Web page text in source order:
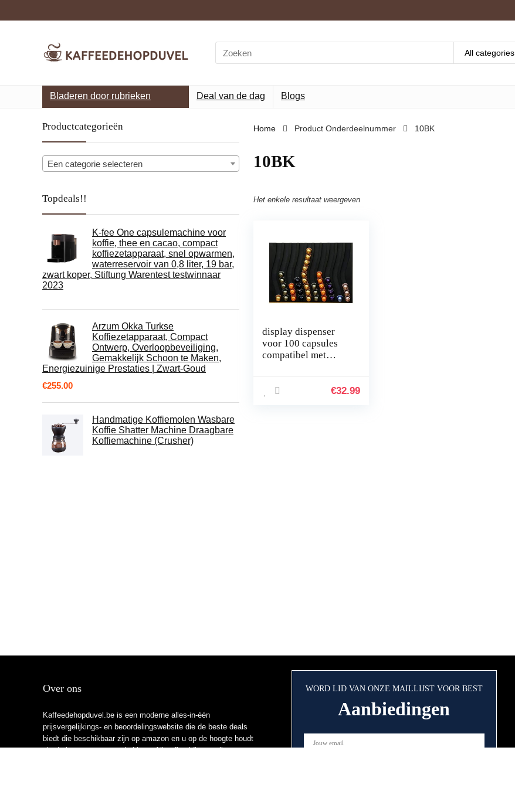
Search
for:
All categories
Bladeren door rubrieken Deal van de dag Blogs
Productcategorieën
Een categorie selecteren
Topdeals!!
K-fee One capsulemachine voor
koffie, thee en cacao, compact
koffiezetapparaat, snel opwarmen,
waterreservoir van 0,8 liter, 19 bar,
zwart koper, Stiftung Warentest testwinnaar
2023
Arzum Okka Turkse
Koffiezetapparaat, Compact
Ontwerp, Overloopbeveiliging,
Gemakkelijk Schoon te Maken,
Energiezuinige Prestaties | Zwart-Goud
€255.00
Handmatige Koffiemolen Wasbare
Koffie Shatter Machine Draagbare
Koffiemachine (Crusher)
Home Product Onderdeelnummer ‎10BK
‎10BK
Het enkele resultaat weergeven
display dispenser
voor 100 capsules
compatibel met
€32.99
Over ons
Kaffeedehopduvel.be is een moderne alles-in-één
prijsvergelijkings- en beoordelingswebsite die de beste deals
biedt die beschikbaar zijn op amazon en u op de hoogte houdt
via de laatst toegevoegde blogs. Alle afbeeldingen zijn
WORD LID VAN ONZE MAILLIJST VOOR BEST
Aanbiedingen